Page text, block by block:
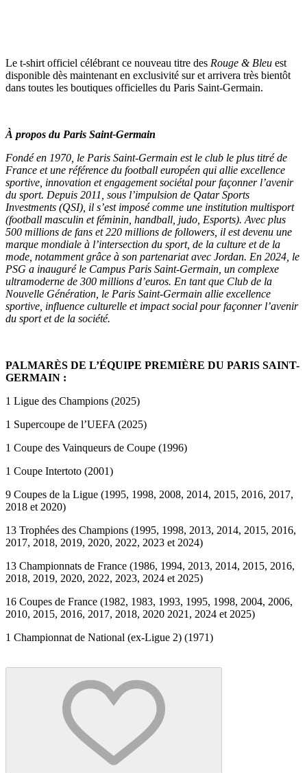
Le t-shirt officiel célébrant ce nouveau titre des Rouge & Bleu est
disponible dès maintenant en exclusivité suret arrivera très bientôt
dans toutes les boutiques officielles du Paris Saint-Germain.
À propos du Paris Saint-Germain
Fondé en 1970, le Paris Saint-Germain est le club le plus titré de
France et une référence du football européen qui allie excellence
sportive, innovation et engagement sociétal pour façonner l’avenir
du sport. Depuis 2011, sous l’impulsion de Qatar Sports
Investments (QSI), il s’est imposé comme une institution multisport
(football masculin et féminin, handball, judo, Esports). Avec plus
500 millions de fans et 220 millions de followers, il est devenu une
marque mondiale à l’intersection du sport, de la culture et de la
mode, notamment grâce à son partenariat avec Jordan. En 2024, le
PSG a inauguré le Campus Paris Saint-Germain, un complexe
ultramoderne de 300 millions d’euros. En tant que Club de la
Nouvelle Génération, le Paris Saint-Germain allie excellence
sportive, influence culturelle et impact social pour façonner l’avenir
du sport et de la société.
PALMARÈS DE L’ÉQUIPE PREMIÈRE DU PARIS SAINT-
GERMAIN :
1 Ligue des Champions (2025)
1 Supercoupe de l’UEFA (2025)
1 Coupe des Vainqueurs de Coupe (1996)
1 Coupe Intertoto (2001)
9 Coupes de la Ligue (1995, 1998, 2008, 2014, 2015, 2016, 2017,
2018 et 2020)
13 Trophées des Champions (1995, 1998, 2013, 2014, 2015, 2016,
2017, 2018, 2019, 2020, 2022, 2023 et 2024)
13 Championnats de France (1986, 1994, 2013, 2014, 2015, 2016,
2018, 2019, 2020, 2022, 2023, 2024 et 2025)
16 Coupes de France (1982, 1983, 1993, 1995, 1998, 2004, 2006,
2010, 2015, 2016, 2017, 2018, 2020 2021, 2024 et 2025)
1 Championnat de National (ex-Ligue 2) (1971)